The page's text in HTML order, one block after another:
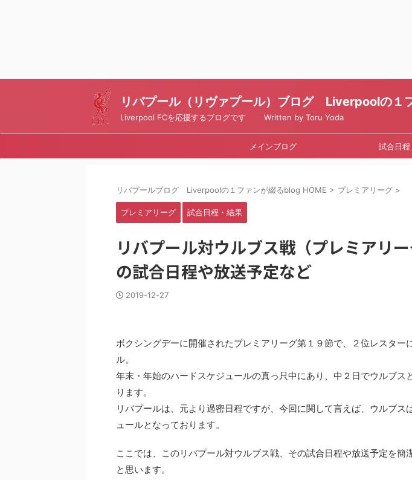
リバプール（リヴァプール）ブログ Liverpoolの１
Liverpool FCを応援するブログです Written by Toru Yoda
メインブログ 試合日程
リバプールブログ Liverpoolの１ファンが綴るblog HOME > プレミアリーグ >
プレミアリーグ 試合日程・結果
リバプール対ウルブス戦（プレミアリー
の試合日程や放送予定など
2019-12-27
ボクシングデーに開催されたプレミアリーグ第１９節で、２位レスター
ル。
年末・年始のハードスケジュールの真っ只中にあり、中２日でウルブス
ります。
リバプールは、元より過密日程ですが、今回に関して言えば、ウルブス
ュールとなっております。
ここでは、このリバプール対ウルブス戦、その試合日程や放送予定を簡
と思います。